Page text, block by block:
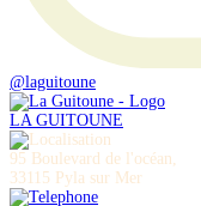
@laguitoune
LA GUITOUNE
95 Boulevard de l'océan,
33115 Pyla sur Mer